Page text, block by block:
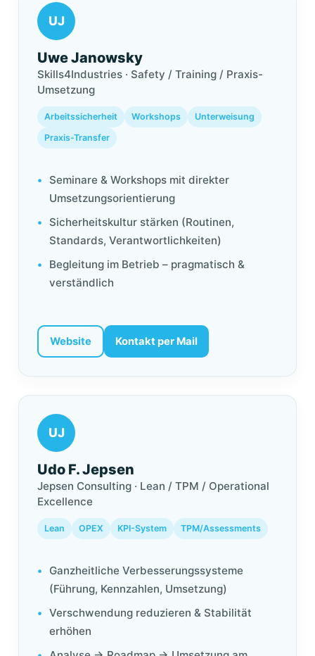
UJ
Uwe Janowsky
Skills4Industries · Safety / Training / Praxis-
Umsetzung
Arbeitssicherheit Workshops
Unterweisung
Praxis-Transfer
Seminare & Workshops mit direkter
Umsetzungsorientierung
Sicherheitskultur stärken (Routinen,
Standards, Verantwortlichkeiten)
Begleitung im Betrieb – pragmatisch &
verständlich
Website Kontakt per Mail
UJ
Udo F. Jepsen
Jepsen Consulting · Lean / TPM / Operational
Excellence
Lean OPEX KPI-System TPM/Assessments
Ganzheitliche Verbesserungssysteme
(Führung, Kennzahlen, Umsetzung)
Verschwendung reduzieren & Stabilität
erhöhen